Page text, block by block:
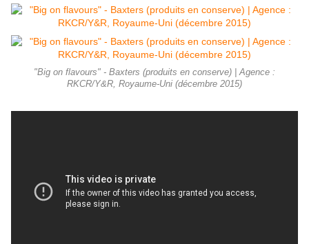
"Big on flavours" - Baxters (produits en conserve) | Agence :
RKCR/Y&R, Royaume-Uni (décembre 2015)